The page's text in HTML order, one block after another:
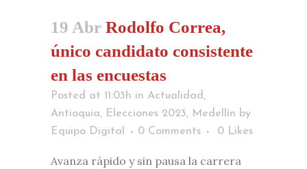
19 Abr Rodolfo Correa,
único candidato consistente
en las encuestas
Posted at 11:03h in Actualidad ,
Antioquia, Elecciones 2023, Medellín by
Equipo Digital
0 Comments 0 Likes
Avanza rápido y sin pausa la carrera